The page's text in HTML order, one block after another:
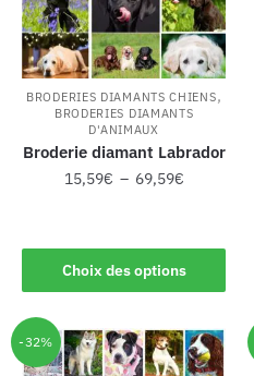
BRODERIES DIAMANTS CHIENS,
BRODERIES DIAMANTS
D'ANIMAUX
Broderie diamant Labrador
15,59€ – 69,59€
Choix des options
-32%